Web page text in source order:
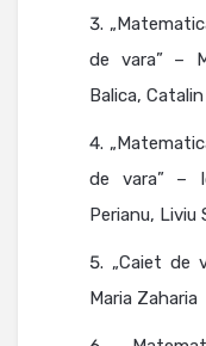
de vara” –
Balica,
de vara” –
Perianu, Liviu
„Caiet de
Maria Zaharia